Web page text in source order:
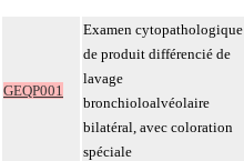
GEQP001
Examen cytopathologique
de produit différencié de
lavage
bronchioloalvéolaire
bilatéral, avec coloration
spéciale